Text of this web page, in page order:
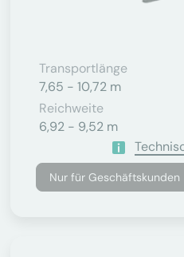
Transportlänge
7,65 - 10,72 m
Reichweite
6,92 - 9,52 m
Nur für Geschäftskunden